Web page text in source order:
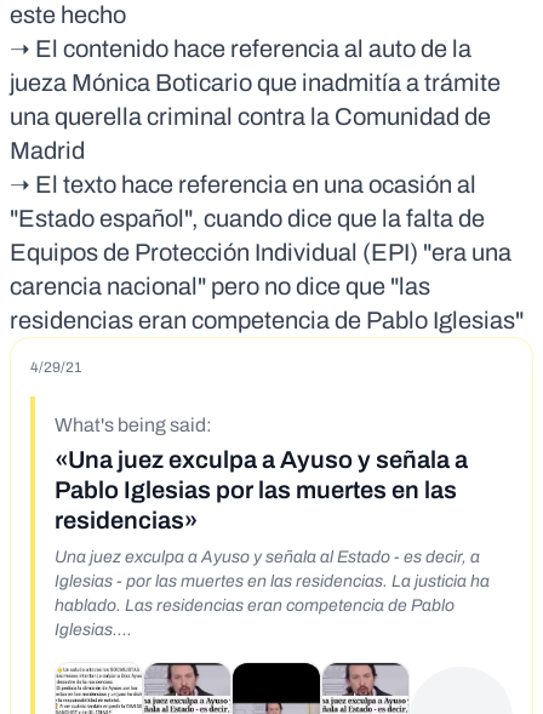
este hecho
➝ El contenido hace referencia al auto de la
jueza Mónica Boticario que inadmitía a trámite
una querella criminal contra la Comunidad de
Madrid
➝ El texto hace referencia en una ocasión al
"Estado español", cuando dice que la falta de
Equipos de Protección Individual (EPI) "era una
carencia nacional" pero no dice que "las
residencias eran competencia de Pablo Iglesias"
4/29/21
What's being said:
«Una juez exculpa a Ayuso y señala a
Pablo Iglesias por las muertes en las
residencias»
Una juez exculpa a Ayuso y señala al Estado - es decir, a
Iglesias - por las muertes en las residencias. La justicia ha
hablado. Las residencias eran competencia de Pablo
Iglesias.
exculpa-ayuso-causa-panico-moncloa-senala-muertes-
sanchez-iglesias-noticia-689404365487/